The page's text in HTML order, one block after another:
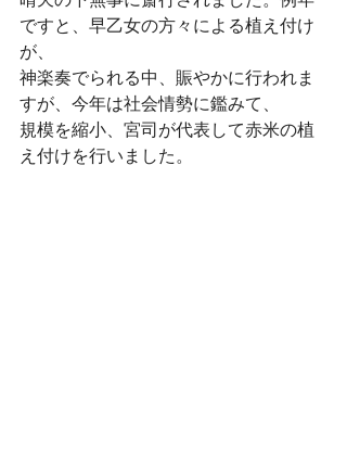
ですと、早乙女の方々による植え付け
が、
神楽奏でられる中、賑やかに行われま
すが、今年は社会情勢に鑑みて、
規模を縮小、宮司が代表して赤米の植
え付けを行いました。